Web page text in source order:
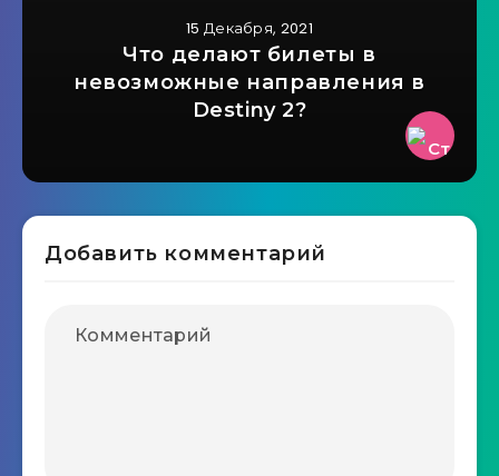
15 Декабря, 2021
Что делают билеты в
невозможные направления в
Destiny 2?
Добавить комментарий